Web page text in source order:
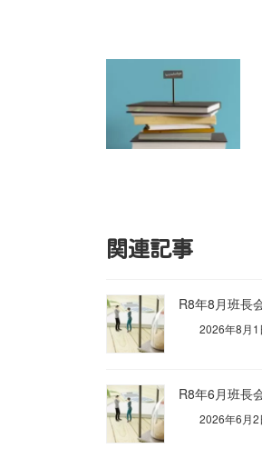
関連記事
R8年8月班長
2026年8月1
R8年6月班長
2026年6月2